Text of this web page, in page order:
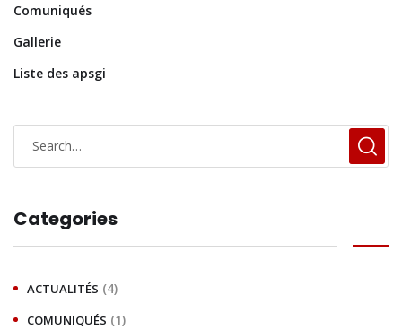
Comuniqués
Gallerie
Liste des apsgi
Categories
ACTUALITÉS (4)
COMUNIQUÉS (1)